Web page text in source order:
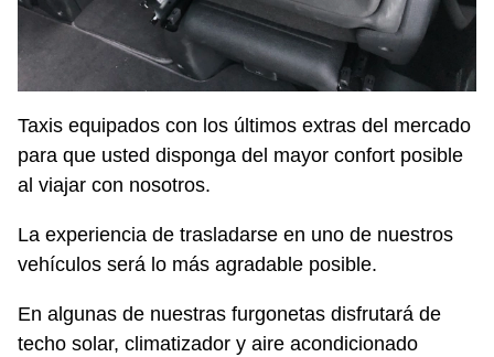
Taxis equipados con los últimos extras del mercado
para que usted disponga del mayor confort posible
al viajar con nosotros.
La experiencia de trasladarse en uno de nuestros
vehículos será lo más agradable posible.
En algunas de nuestras furgonetas disfrutará de
techo solar, climatizador y aire acondicionado